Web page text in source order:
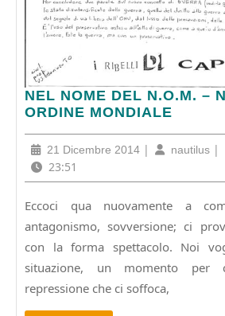
NEL NOME DEL N.O.M. –
ORDINE MONDIALE
NEL
NOME
N.O.M.
–
NUOVO
MONDIALE
21 Dicembre 2014 21
2014
| nautilus |
23:51
Eccoci qua nuovamente a
antagonismo, sovversione; ci
con la forma spettacolo. Noi
situazione, un momento per
repressione che ci soffoca,